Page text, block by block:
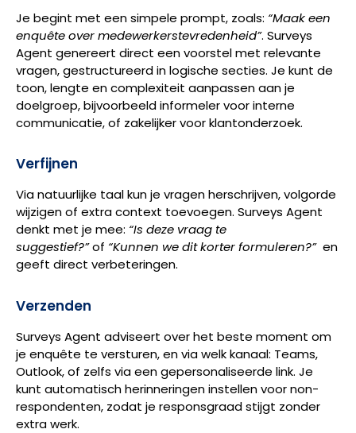
Je begint met een simpele prompt, zoals: “Maak een
enquête over medewerkerstevredenheid”. Surveys
Agent genereert direct een voorstel met relevante
vragen, gestructureerd in logische secties. Je kunt de
toon, lengte en complexiteit aanpassen aan je
doelgroep, bijvoorbeeld informeler voor interne
communicatie, of zakelijker voor klantonderzoek.
Verfijnen
Via natuurlijke taal kun je vragen herschrijven, volgorde
wijzigen of extra context toevoegen. Surveys Agent
denkt met je mee: “Is deze vraag te
suggestief?”of “Kunnen we dit korter formuleren?”en
geeft direct verbeteringen.
Verzenden
Surveys Agent adviseert over het beste moment om
je enquête te versturen, en via welk kanaal: Teams,
Outlook, of zelfs via een gepersonaliseerde link. Je
kunt automatisch herinneringen instellen voor non-
respondenten, zodat je responsgraad stijgt zonder
extra werk.